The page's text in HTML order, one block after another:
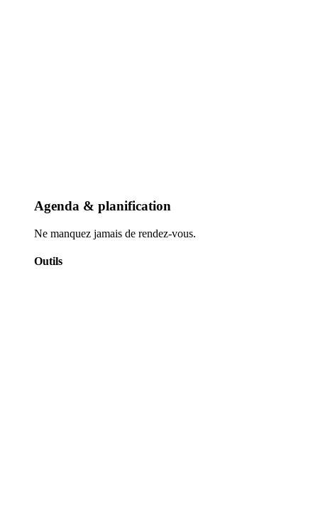
Agenda & planification
Ne manquez jamais de rendez-vous.
Outils